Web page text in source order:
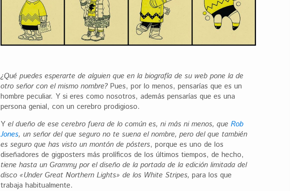
¿Qué puedes esperarte de alguien que en la biografía de su web pone la de
otro señor con el mismo nombre?Pues, por lo menos, pensarías que es un
hombre peculiar. Y si eres como nosotros, además pensarías que es una
persona genial, con un cerebro prodigioso.
Y el dueño de ese cerebro fuera de lo común es, ni más ni menos, que Rob
Jones, un señor del que seguro no te suena el nombre, pero del que también
es seguro que has visto un montón de pósters, porque es uno de los
diseñadores de gigposters más prolíficos de los últimos tiempos, de hecho,
tiene hasta un Grammy por el diseño de la portada de la edición limitada del
disco «Under Great Northern Lights» de los White Stripes, para los que
trabaja habitualmente.